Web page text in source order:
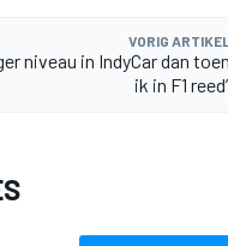
VORIG ARTIKEL
niveau in IndyCar dan toen
ik in F1